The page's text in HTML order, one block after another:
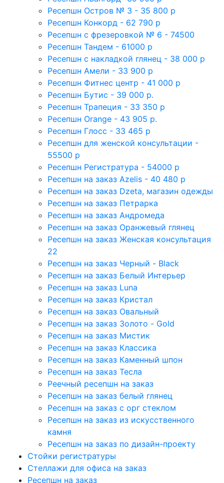
Ресепшн Остров № 3 - 35 800 р
Ресепшн Конкорд - 62 790 р
Ресепшн с фрезеровкой № 6 - 74500
Ресепшн Тандем - 61000 р
Ресепшн с накладкой глянец - 38 000 р
Ресепшн Амели - 33 900 р
Ресепшн Фитнес центр - 41 000 р
Ресепшн Бутис - 39 000 р.
Ресепшн Трапеция - 33 350 р
Ресепшн Orange - 43 905 р.
Ресепшн Глосс - 33 465 р
Ресепшн для женской консультации -
55500 р
Ресепшн Регистратура - 54000 р
Ресепшн на заказ Azelis - 40 480 р
Ресепшн на заказ Dzeta, магазин одежды
Ресепшн на заказ Петрарка
Ресепшн на заказ Андромеда
Ресепшн на заказ Оранжевый глянец
Ресепшн на заказ Женская консультация
22
Ресепшн на заказ Черный - Black
Ресепшн на заказ Белый Интерьер
Ресепшн на заказ Luna
Ресепшн на заказ Кристал
Ресепшн на заказ Овальный
Ресепшн на заказ Золото - Gold
Ресепшн на заказ Мистик
Ресепшн на заказ Классика
Ресепшн на заказ Каменный шпон
Ресепшн на заказ Тесла
Реечный ресепшн на заказ
Ресепшн на заказ белый глянец
Ресепшн на заказ с орг стеклом
Ресепшн на заказ из искусственного
камня
Ресепшн на заказ по дизайн-проекту
Стойки регистратуры
Стеллажи для офиса на заказ
Ресепшн на заказ